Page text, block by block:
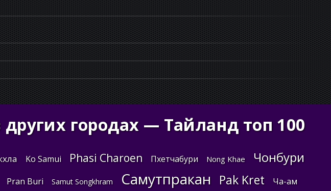
городах — Тайланд топ 100
Ko Samui Phasi Charoen Пхетчабури Nong Khae Чонбури
Pran Buri Samut Songkhram Самутпракан Pak Kret
Ча-ам